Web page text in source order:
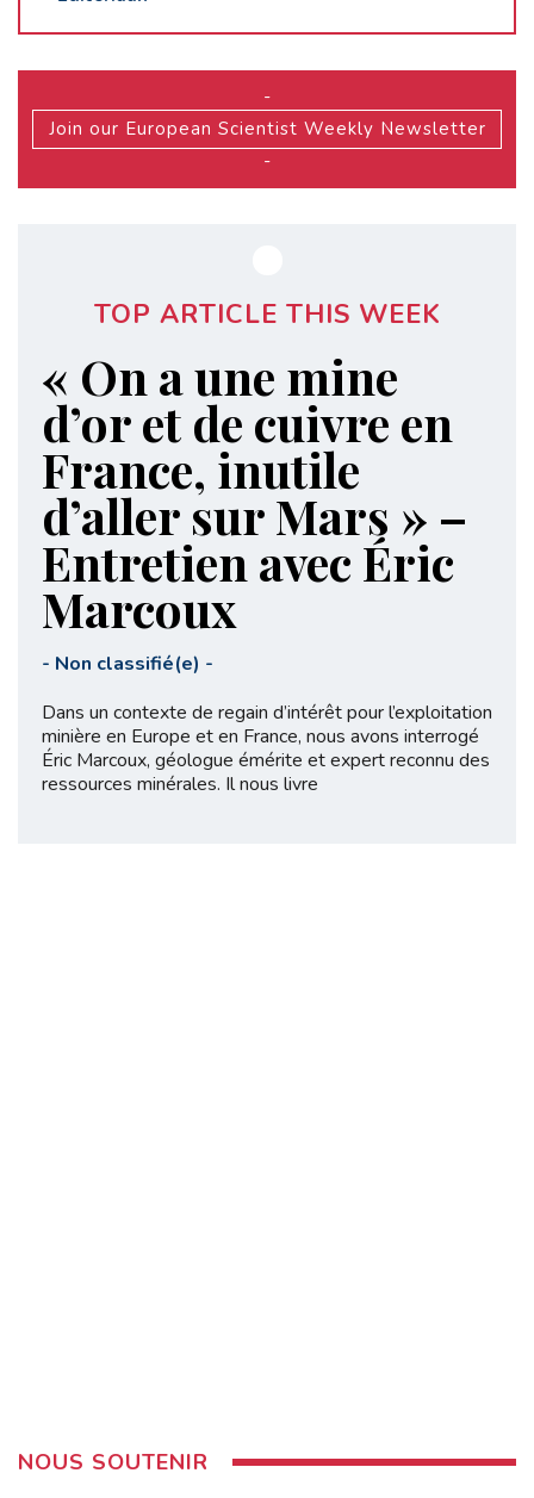
-
Join our European Scientist Weekly Newsletter
-
TOP ARTICLE THIS WEEK
« On a une mine
d’or et de cuivre en
France, inutile
d’aller sur Mars » –
Entretien avec Éric
Marcoux
- Non classifié(e) -
Dans un contexte de regain d’intérêt pour l’exploitation
minière en Europe et en France, nous avons interrogé
Éric Marcoux, géologue émérite et expert reconnu des
ressources minérales. Il nous livre
NOUS SOUTENIR